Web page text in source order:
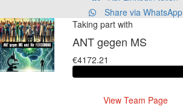
Share via WhatsApp
Taking part with
ANT gegen MS
€4172.21
View Team Page